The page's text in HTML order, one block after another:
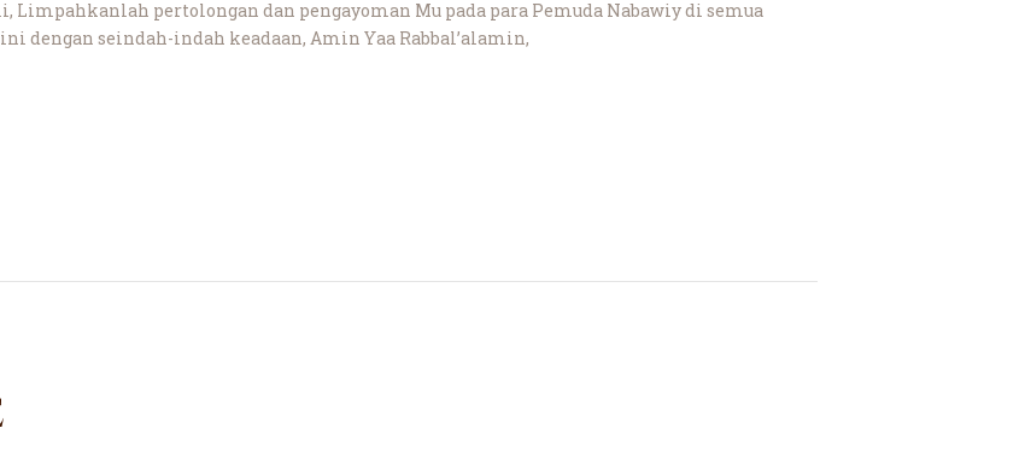
Limpahkanlah pertolongan dan pengayoman Mu pada para Pemuda Nabawiy di semua
dengan seindah-indah keadaan, Amin Yaa Rabbal’alamin,